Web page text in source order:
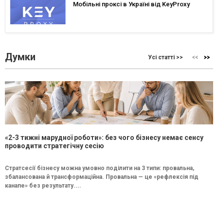
Мобільні проксі в Україні від KeyProxy
Думки Усі статті >>
«2-3 тижні марудної роботи»: без чого бізнесу немає сенсу
проводити стратегічну сесію
Стратсесії бізнесу можна умовно поділити на 3 типи: провальна,
збалансована й трансформаційна. Провальна — це «рефлексія під
канапе» без результату....